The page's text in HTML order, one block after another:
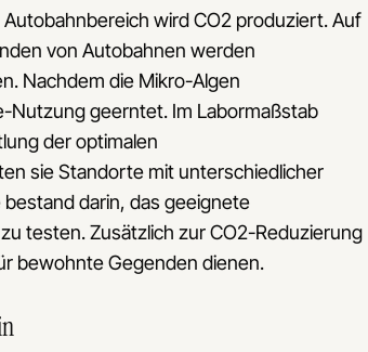
wird CO2 produziert. Auf
von Autobahnen werden
Nachdem die Mikro-Algen
Nutzung geerntet. Im Labormaßstab
der optimalen
sie Standorte mit unterschiedlicher
darin, das geeignete
testen. Zusätzlich zur CO2-Reduzierung
bewohnte Gegenden dienen.